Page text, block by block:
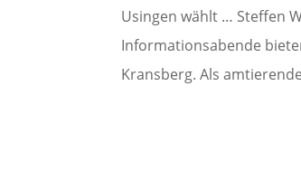
Usingen wählt … Steffen
Informationsabende
Kransberg. Als